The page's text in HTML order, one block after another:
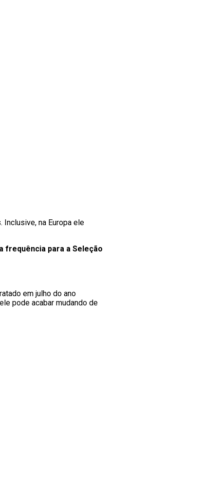
Inclusive, na Europa ele
frequência para a Seleção
em julho do ano
pode acabar mudando de